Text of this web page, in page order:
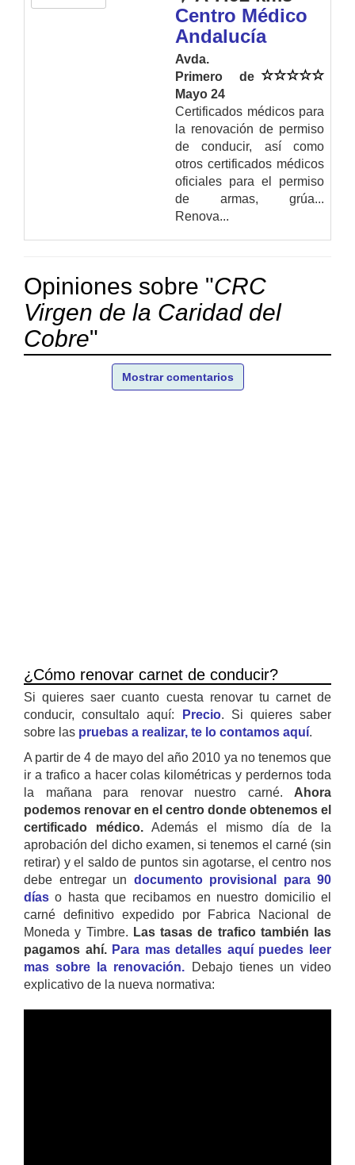
Centro Médico
Andalucía
Avda.
Primero de
Mayo 24
Certificados médicos para
la renovación de permiso
de conducir, así como
otros certificados médicos
oficiales para el permiso
de armas, grúa...
Renova...
Opiniones sobre "CRC
Virgen de la Caridad del
Cobre"
Mostrar comentarios
¿Cómo renovar carnet de conducir?
Si quieres saer cuanto cuesta renovar tu carnet de
conducir, consultalo aquí:
Precio. Si quieres saber
sobre las pruebas a realizar, te lo contamos aquí.
A partir de 4 de mayo del año 2010 ya no tenemos que
ir a trafico a hacer colas kilométricas y perdernos toda
la mañana para renovar nuestro carné. Ahora
podemos renovar en el centro donde obtenemos el
certificado médico. Además el mismo día de la
aprobación del dicho examen, si tenemos el carné (sin
retirar) y el saldo de puntos sin agotarse, el centro nos
debe entregar un documento provisional para 90
días o hasta que recibamos en nuestro domicilio el
carné definitivo expedido por Fabrica Nacional de
Moneda y Timbre. Las tasas de trafico también las
pagamos ahí. Para mas detalles aquí puedes leer
mas sobre la renovación. Debajo tienes un video
explicativo de la nueva normativa: